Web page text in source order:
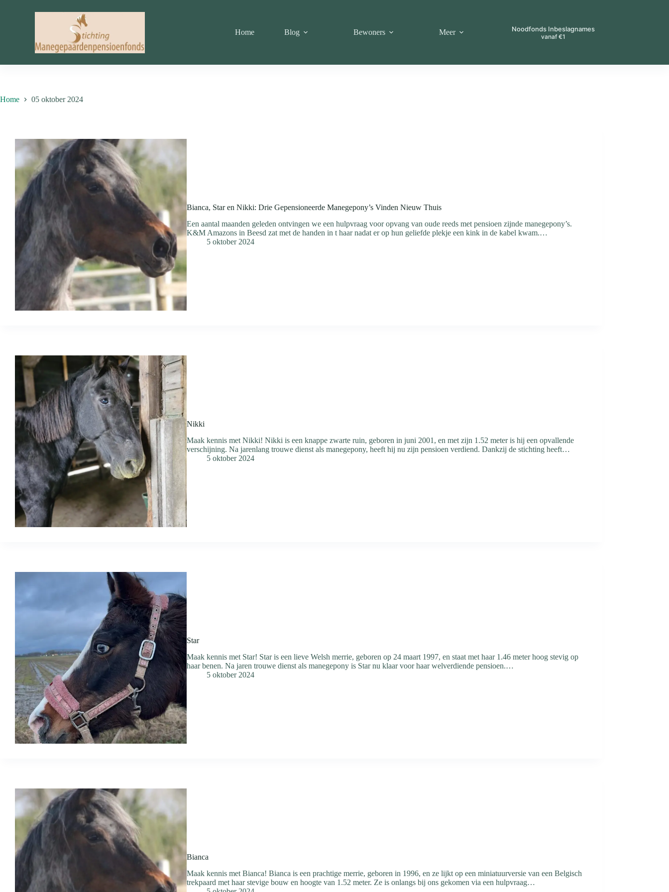
Home Blog Bewoners Meer Noodfonds Inbeslagnames
vanaf €1
Home 05 oktober 2024
Bianca, Star en Nikki: Drie Gepensioneerde Manegepony’s Vinden Nieuw Thuis
Een aantal maanden geleden ontvingen we een hulpvraag voor opvang van oude reeds met pensioen zijnde manegepony’s.
K&M Amazons in Beesd zat met de handen in t haar nadat er op hun geliefde plekje een kink in de kabel kwam.…
5 oktober 2024
Nikki
Maak kennis met Nikki! Nikki is een knappe zwarte ruin, geboren in juni 2001, en met zijn 1.52 meter is hij een opvallende
verschijning. Na jarenlang trouwe dienst als manegepony, heeft hij nu zijn pensioen verdiend. Dankzij de stichting heeft…
5 oktober 2024
Star
Maak kennis met Star! Star is een lieve Welsh merrie, geboren op 24 maart 1997, en staat met haar 1.46 meter hoog stevig op
haar benen. Na jaren trouwe dienst als manegepony is Star nu klaar voor haar welverdiende pensioen.…
5 oktober 2024
Bianca
Maak kennis met Bianca! Bianca is een prachtige merrie, geboren in 1996, en ze lijkt op een miniatuurversie van een Belgisch
trekpaard met haar stevige bouw en hoogte van 1.52 meter. Ze is onlangs bij ons gekomen via een hulpvraag…